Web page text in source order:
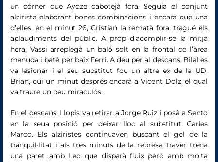
un córner que Ayoze cabotejà fora. Seguia el conjunt
alzirista elaborant bones combinacions i encara que una
d’elles, en el minut 26, Cristian la rematà fora, tragué els
aplaudiments del públic. A prop d’acomplir-se la mitja
hora, Vassi arreplegà un baló solt en la frontal de l’àrea
menuda i baté per baix Ferri. A deu per al descans, Bilal es
va lesionar i el seu substitut fou un altre ex de la UD,
Brian, qui un minut després encarà a Vicent Dolz, el qual
va traure un peu miraculós.
En el descans, Llopis va retirar a Jorge Ruiz i posà a Sento
en la seua posició per deixar lloc al substitut, Carles
Marco. Els alziristes continuaven buscant el gol de la
tranquil·litat i als tres minuts de la represa Traver trena
una paret amb Leo que disparà fluix però amb molta